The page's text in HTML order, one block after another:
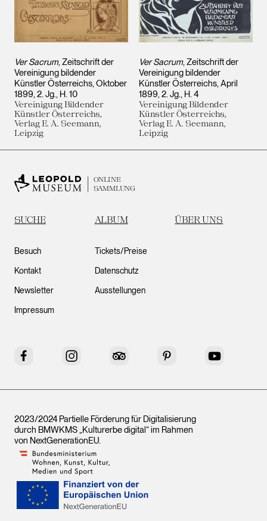
Ver Sacrum, Zeitschrift der
Vereinigung bildender
Künstler Österreichs, Oktober
1899, 2. Jg., H. 10
Vereinigung Bildender
Künstler Österreichs,
Verlag E. A. Seemann,
Leipzig
Ver Sacrum, Zeitschrift der
Vereinigung bildender
Künstler Österreichs, April
1899, 2. Jg., H. 4
Vereinigung Bildender
Künstler Österreichs,
Verlag E. A. Seemann,
Leipzig
ONLINE
SAMMLUNG
SUCHE ALBUM ÜBER UNS
Besuch
Kontakt
Newsletter
Impressum
Tickets/Preise
Datenschutz
Ausstellungen
Facebook Instagram Tripadvisor Pinterest YouTube
2023/2024 Partielle Förderung für Digitalisierung
durch BMWKMS „Kulturerbe digital“ im Rahmen
von NextGenerationEU.